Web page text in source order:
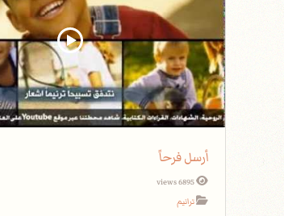
أرسل فرحاً
6895 views
ترانيم